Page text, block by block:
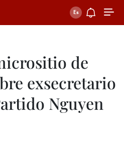
de
exsecretario
Nguyen